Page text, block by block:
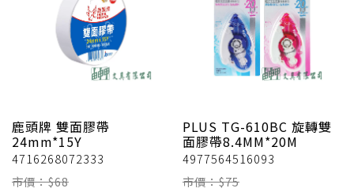
鹿頭牌 雙面膠帶
24mm*15Y
4716268072333
市價：$68
PLUS TG-610BC 旋轉雙
面膠帶8.4MM*20M
4977564516093
市價：$75